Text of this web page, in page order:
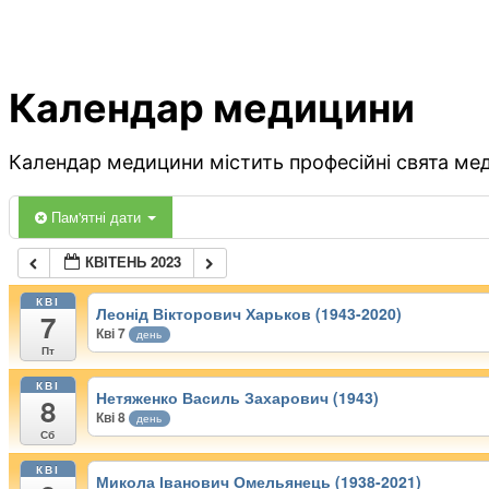
Календар медицини
Календар медицини містить професійні свята
Пам'ятні дати
КВІТЕНЬ 2023
КВІ
7
Пт
Леонід Вікторович Харьков (1943-2020)
Кві 7 день
КВІ
8
Сб
Нетяженко Василь Захарович (1943)
Кві 8 день
КВІ
Микола Іванович Омельянець (1938-2021)